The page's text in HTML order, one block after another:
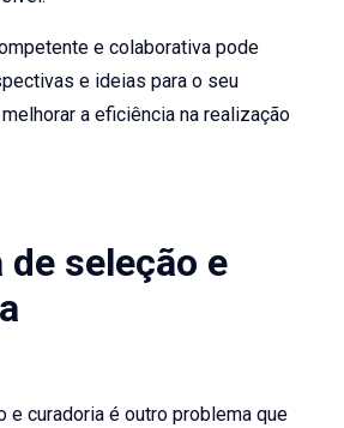
e colaborativa pode
e ideias para o seu
a eficiência na realização
de seleção e
e curadoria é outro problema que